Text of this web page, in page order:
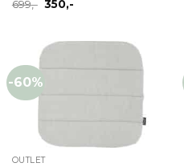
699,- Opprinnelig
350,-Nåværende
-60%
OUTLET